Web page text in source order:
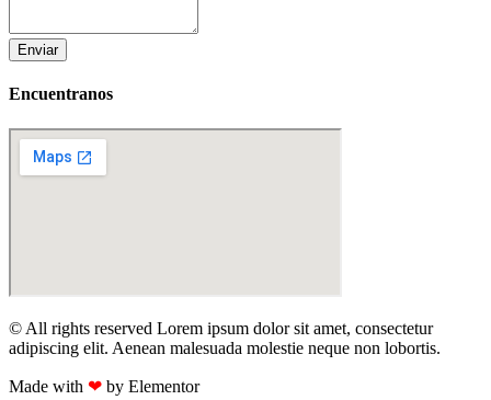
Enviar
Encuentranos
© All rights reserved Lorem ipsum dolor sit amet, consectetur
adipiscing elit. Aenean malesuada molestie neque non lobortis.
Made with ❤ by Elementor​​